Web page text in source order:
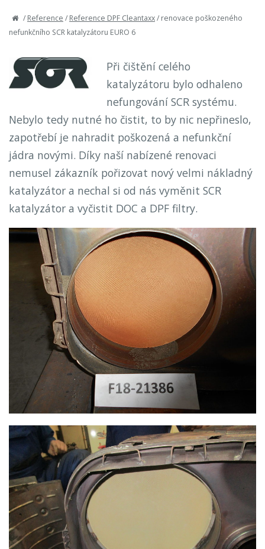
/Reference /Reference DPF Cleantaxx/renovace poškozeného
nefunkčního SCR katalyzátoru EURO 6
Při čištění celého
katalyzátoru bylo odhaleno
nefungování SCR systému.
Nebylo tedy nutné ho čistit, to by nic nepřineslo,
zapotřebí je nahradit poškozená a nefunkční
jádra novými. Díky naší nabízené renovaci
nemusel zákazník pořizovat nový velmi nákladný
katalyzátor a nechal si od nás vyměnit SCR
katalyzátor a vyčistit DOC a DPF filtry.